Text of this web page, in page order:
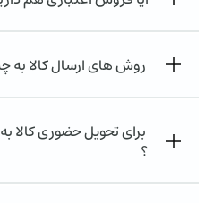
روش های ارسال کالا به
برای تحویل حضوری
؟